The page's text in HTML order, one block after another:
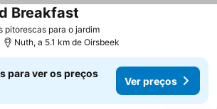
pitorescas para o jardim
Breakfast
Nuth, a 5.1 km de Oirsbeek
para ver os preços
Ver preços